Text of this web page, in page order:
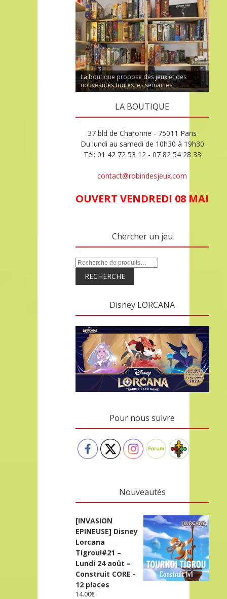
La boutique propose des jeux et des
nouveautés toutes les semaines
LA BOUTIQUE
37 bld de Charonne - 75011 Paris
Du lundi au samedi de 10h30 à 19h30
Tél: 01 42 72 53 12 - 07 82 54 28 33
contact@robindesjeux.com
OUVERT VENDREDI 08 MAI
Chercher un jeu
RECHERCHE
Disney LORCANA
Pour nous suivre
Nouveautés
[INVASION
EPINEUSE] Disney
Lorcana
Tigrou!#21 –
Lundi 24 août –
Construit CORE -
12 places
14.00€